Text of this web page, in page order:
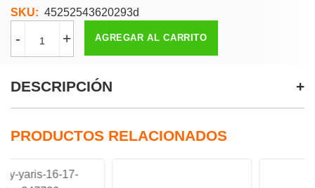
SKU: 45252543620293d
- + AGREGAR AL CARRITO
DESCRIPCIÓN
PRODUCTOS RELACIONADOS